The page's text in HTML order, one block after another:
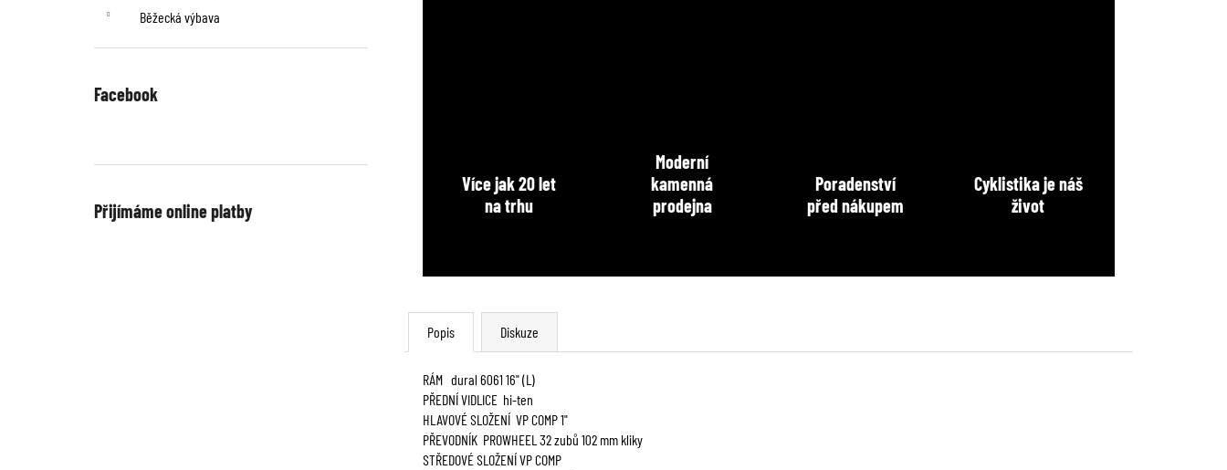
Běžecká výbava
Facebook
Přijímáme online platby
Více jak 20 let
na trhu
Moderní
kamenná
prodejna
Poradenství
před nákupem
Cyklistika je náš
život
Popis Diskuze
RÁM dural 6061 16" (L)
PŘEDNÍ VIDLICE hi-ten
HLAVOVÉ SLOŽENÍ VP COMP 1"
PŘEVODNÍK PROWHEEL 32 zubů 102 mm kliky
STŘEDOVÉ SLOŽENÍ VP COMP